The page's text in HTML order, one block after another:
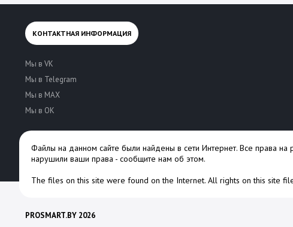
КОНТАКТНАЯ ИНФОРМАЦИЯ
Мы в VK
Мы в Telegram
Мы в MAX
Мы в OK
Файлы на данном сайте были найдены в сети Интернет. Все права
нарушили ваши права - сообщите нам об этом.
The files on this site were found on the Internet. All rights on this site
PROSMART.BY 2026